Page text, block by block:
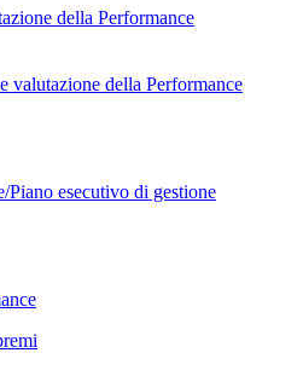
della Performance
valutazione della Performance
Piano esecutivo di gestione